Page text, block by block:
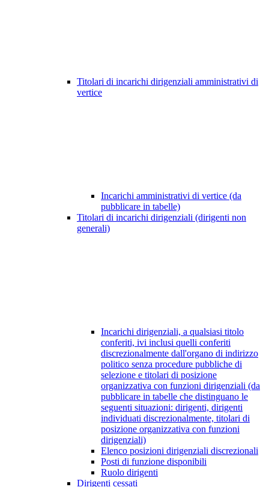
Titolari di incarichi dirigenziali amministrativi di
vertice
Incarichi amministrativi di vertice (da
pubblicare in tabelle)
Titolari di incarichi dirigenziali (dirigenti non
generali)
Incarichi dirigenziali, a qualsiasi titolo
conferiti, ivi inclusi quelli conferiti
discrezionalmente dall'organo di indirizzo
politico senza procedure pubbliche di
selezione e titolari di posizione
organizzativa con funzioni dirigenziali (da
pubblicare in tabelle che distinguano le
seguenti situazioni: dirigenti, dirigenti
individuati discrezionalmente, titolari di
posizione organizzativa con funzioni
dirigenziali)
Elenco posizioni dirigenziali discrezionali
Posti di funzione disponibili
Ruolo dirigenti
Dirigenti cessati